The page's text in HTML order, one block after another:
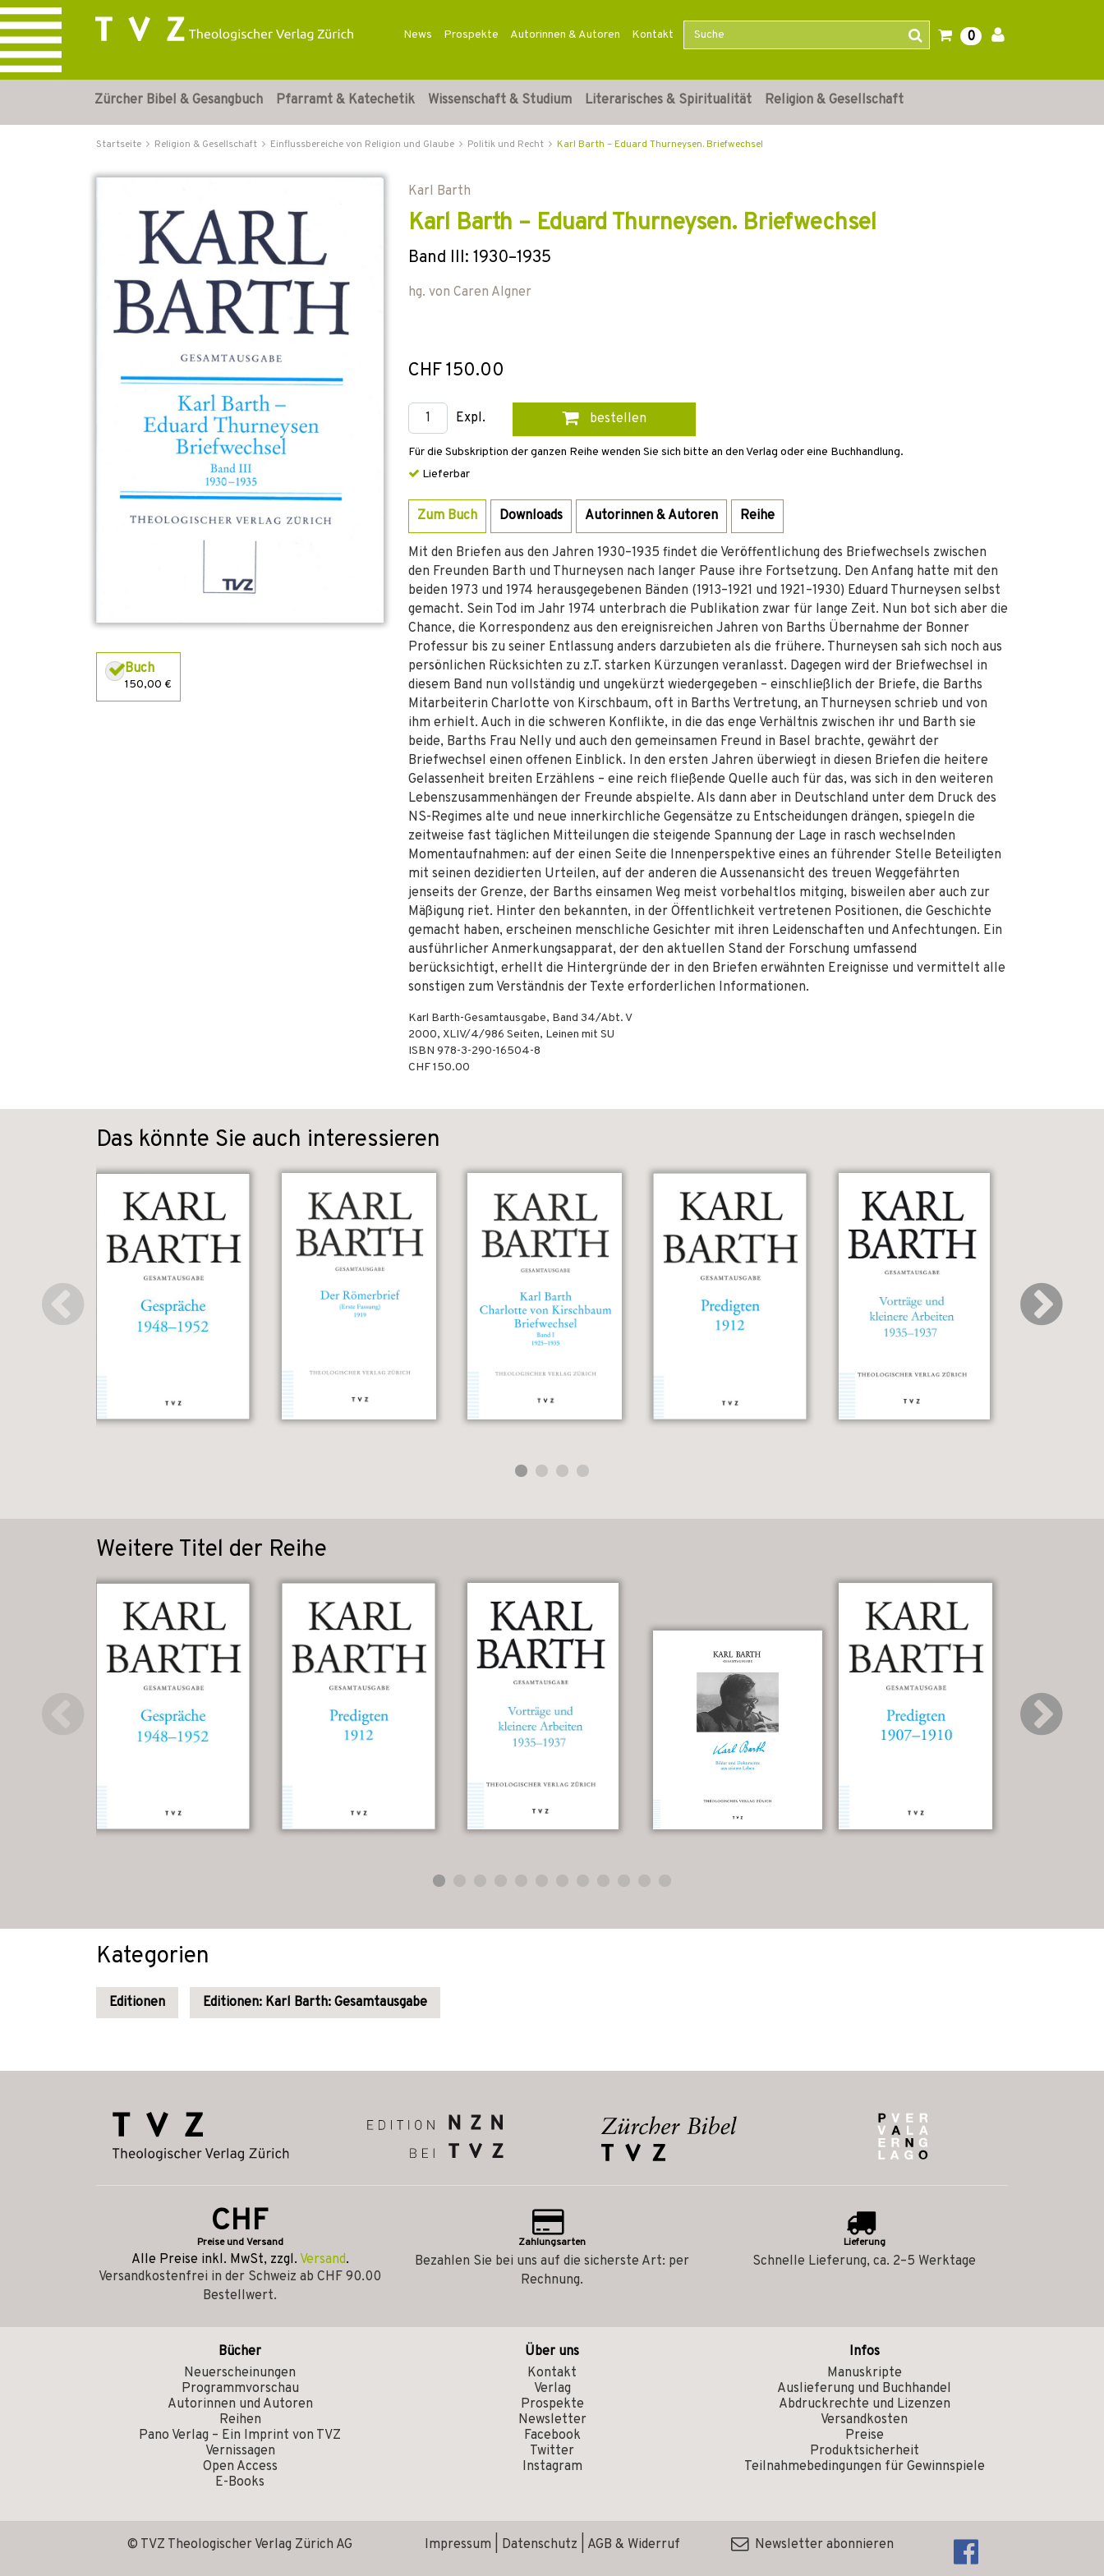
News Prospekte Autorinnen & Autoren Kontakt 0
Zürcher Bibel & Gesangbuch Pfarramt & Katechetik Wissenschaft & Studium Literarisches & Spiritualität Religion & Gesellschaft
Startseite Religion & Gesellschaft Einflussbereiche von Religion und Glaube Politik und Recht Karl Barth – Eduard Thurneysen. Briefwechsel
Buch
150,00 €
Karl Barth
Karl Barth – Eduard Thurneysen. Briefwechsel
Band III: 1930–1935
hg. von Caren Algner
CHF 150.00
Expl. bestellen
Für die Subskription der ganzen Reihe wenden Sie sich bitte an den Verlag oder eine Buchhandlung.
Lieferbar
Zum Buch Downloads Autorinnen & Autoren Reihe
Mit den Briefen aus den Jahren 1930–1935 findet die Veröffentlichung des Briefwechsels zwischen
den Freunden Barth und Thurneysen nach langer Pause ihre Fortsetzung. Den Anfang hatte mit den
beiden 1973 und 1974 herausgegebenen Bänden (1913–1921 und 1921–1930) Eduard Thurneysen selbst
gemacht. Sein Tod im Jahr 1974 unterbrach die Publikation zwar für lange Zeit. Nun bot sich aber die
Chance, die Korrespondenz aus den ereignisreichen Jahren von Barths Übernahme der Bonner
Professur bis zu seiner Entlassung anders darzubieten als die frühere. Thurneysen sah sich noch aus
persönlichen Rücksichten zu z.T. starken Kürzungen veranlasst. Dagegen wird der Briefwechsel in
diesem Band nun vollständig und ungekürzt wiedergegeben – einschließlich der Briefe, die Barths
Mitarbeiterin Charlotte von Kirschbaum, oft in Barths Vertretung, an Thurneysen schrieb und von
ihm erhielt. Auch in die schweren Konflikte, in die das enge Verhältnis zwischen ihr und Barth sie
beide, Barths Frau Nelly und auch den gemeinsamen Freund in Basel brachte, gewährt der
Briefwechsel einen offenen Einblick. In den ersten Jahren überwiegt in diesen Briefen die heitere
Gelassenheit breiten Erzählens – eine reich fließende Quelle auch für das, was sich in den weiteren
Lebenszusammenhängen der Freunde abspielte. Als dann aber in Deutschland unter dem Druck des
NS-Regimes alte und neue innerkirchliche Gegensätze zu Entscheidungen drängen, spiegeln die
zeitweise fast täglichen Mitteilungen die steigende Spannung der Lage in rasch wechselnden
Momentaufnahmen: auf der einen Seite die Innenperspektive eines an führender Stelle Beteiligten
mit seinen dezidierten Urteilen, auf der anderen die Aussenansicht des treuen Weggefährten
jenseits der Grenze, der Barths einsamen Weg meist vorbehaltlos mitging, bisweilen aber auch zur
Mäßigung riet. Hinter den bekannten, in der Öffentlichkeit vertretenen Positionen, die Geschichte
gemacht haben, erscheinen menschliche Gesichter mit ihren Leidenschaften und Anfechtungen. Ein
ausführlicher Anmerkungsapparat, der den aktuellen Stand der Forschung umfassend
berücksichtigt, erhellt die Hintergründe der in den Briefen erwähnten Ereignisse und vermittelt alle
sonstigen zum Verständnis der Texte erforderlichen Informationen.
Karl Barth-Gesamtausgabe, Band 34/Abt. V
2000, XLIV/4/986 Seiten, Leinen mit SU
ISBN 978-3-290-16504-8
CHF 150.00
Das könnte Sie auch interessieren
Weitere Titel der Reihe
Kategorien
Editionen Editionen: Karl Barth: Gesamtausgabe
CHF
Preise und Versand
Alle Preise inkl. MwSt, zzgl. Versand.
Versandkostenfrei in der Schweiz ab CHF 90.00
Bestellwert.
Zahlungsarten
Bezahlen Sie bei uns auf die sicherste Art: per
Rechnung.
Lieferung
Schnelle Lieferung, ca. 2–5 Werktage
Bücher
Neuerscheinungen
Programmvorschau
Autorinnen und Autoren
Reihen
Pano Verlag – Ein Imprint von TVZ
Vernissagen
Open Access
E-Books
Über uns
Kontakt
Verlag
Prospekte
Newsletter
Facebook
Twitter
Instagram
Infos
Manuskripte
Auslieferung und Buchhandel
Abdruckrechte und Lizenzen
Versandkosten
Preise
Produktsicherheit
Teilnahmebedingungen für Gewinnspiele
© TVZ Theologischer Verlag Zürich AG Impressum Datenschutz AGB & Widerruf Newsletter abonnieren